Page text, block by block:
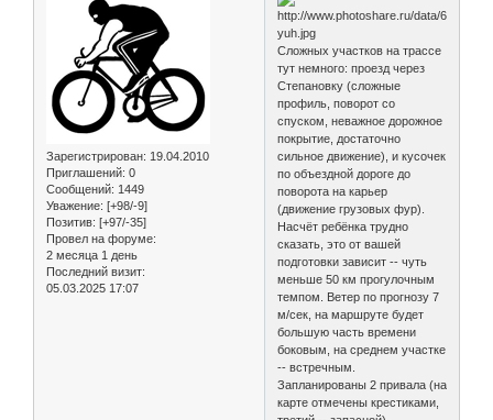
Зарегистрирован: 19.04.2010
Приглашений: 0
Сообщений: 1449
Уважение: [+98/-9]
Позитив: [+97/-35]
Провел на форуме:
2 месяца 1 день
Последний визит:
05.03.2025 17:07
Сложных участков на трассе
тут немного: проезд через
Степановку (сложные
профиль, поворот со
спуском, неважное дорожное
покрытие, достаточно
сильное движение), и кусочек
по объездной дороге до
поворота на карьер
(движение грузовых фур).
Насчёт ребёнка трудно
сказать, это от вашей
подготовки зависит -- чуть
меньше 50 км прогулочным
темпом. Ветер по прогнозу 7
м/сек, на маршруте будет
большую часть времени
боковым, на среднем участке
-- встречным.
Запланированы 2 привала (на
карте отмечены крестиками,